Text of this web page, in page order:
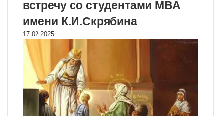
встречу со студентами МВА
имени К.И.Скрябина
17.02.2025